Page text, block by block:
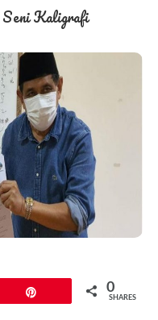
Seni Kaligrafi
0
SHARES